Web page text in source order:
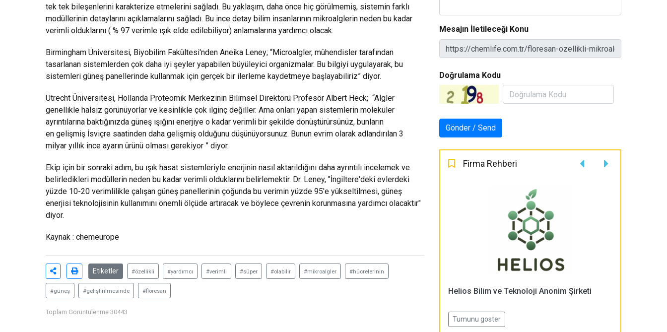
tek tek bileşenlerini karakterize etmelerini sağladı. Bu yaklaşım, daha önce hiç görülmemiş, sistemin farklı
modüllerinin detaylarını açıklamalarını sağladı. Bu ince detay bilim insanlarının mikroalglerin neden bu kadar
verimli olduklarını ( % 97 verimle ışık elde edilebiliyor) anlamalarına yardımcı olacak.
Birmingham Üniversitesi, Biyobilim Fakültesi'nden Aneika Leney; “Microalgler, mühendisler tarafından
tasarlanan sistemlerden çok daha iyi şeyler yapabilen büyüleyici organizmalar. Bu bilgiyi uygulayarak, bu
sistemleri güneş panellerinde kullanmak için gerçek bir ilerleme kaydetmeye başlayabiliriz” diyor.
Utrecht Üniversitesi, Hollanda Proteomik Merkezinin Bilimsel Direktörü Profesör Albert Heck; “Algler
genellikle halsiz görünüyorlar ve kesinlikle çok ilginç değiller. Ama onları yapan sistemlerin moleküler
ayrıntılarına baktığınızda güneş ışığını enerjiye o kadar verimli bir şekilde dönüştürürsünüz, bunların
en gelişmiş İsviçre saatinden daha gelişmiş olduğunu düşünüyorsunuz. Bunun evrim olarak adlandırılan 3
milyar yıllık ince ayarın ürünü olması gerekiyor ” diyor.
Ekip için bir sonraki adım, bu ışık hasat sistemleriyle enerjinin nasıl aktarıldığını daha ayrıntılı incelemek ve
belirledikleri modüllerin neden bu kadar verimli olduklarını belirlemektir. Dr. Leney, "İngiltere'deki evlerdeki
yüzde 10-20 verimlilikle çalışan güneş panellerinin çoğunda bu verimin yüzde 95'e yükseltilmesi, güneş
enerjisi teknolojisinin kullanımını önemli ölçüde artıracak ve böylece çevrenin korunmasına yardımcı olacaktır"
diyor.
Kaynak : chemeurope
Etiketler #özellikli #yardımcı #verimli #süper #olabilir #mikroalgler #hücrelerinin
#güneş #geliştirilmesinde #floresan
Toplam Görüntülenme 30443
Mesajın İletileceği Konu
Doğrulama Kodu
Firma Rehberi
Helios Bilim ve Teknoloji Anonim Şirketi
Tumunu goster